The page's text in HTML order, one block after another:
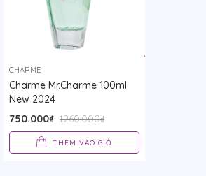
CHARME
Charme Mr.Charme 100ml
New 2024
750.000₫ 1.260.000₫
THÊM VÀO GIỎ